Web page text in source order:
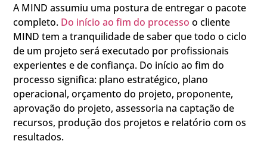
A MIND assumiu uma postura de entregar o pacote
completo. Do início ao fim do processo o cliente
MIND tem a tranquilidade de saber que todo o ciclo
de um projeto será executado por profissionais
experientes e de confiança. Do início ao fim do
processo significa: plano estratégico, plano
operacional, orçamento do projeto, proponente,
aprovação do projeto, assessoria na captação de
recursos, produção dos projetos e relatório com os
resultados.